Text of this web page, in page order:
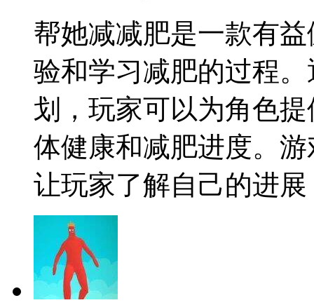
帮她减减肥是一款有
验和学习减肥的过程
划，玩家可以为角色
体健康和减肥进度。
让玩家了解自己的进